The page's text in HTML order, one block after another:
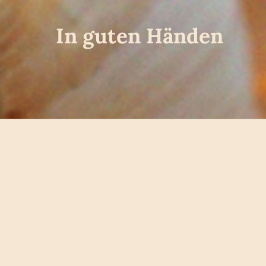
In guten Händen